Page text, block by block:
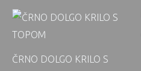
ČRNO DOLGO KRILO S